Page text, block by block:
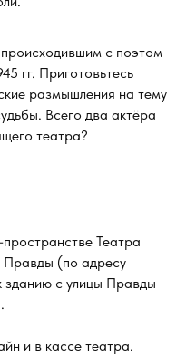
с поэтом
гг. Приготовьтесь
размышления на тему
Всего два актёра
театра?
Театра
(по адресу
зданию с улицы Правды
и в кассе театра.